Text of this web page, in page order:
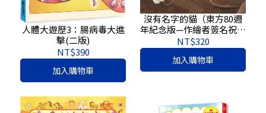
人體大遊歷3：腸病毒大進
擊(二版)
NT$390
加入購物車
沒有名字的貓（東方80週
年紀念版—作繪者簽名祝福
書衣）
NT$320
加入購物車